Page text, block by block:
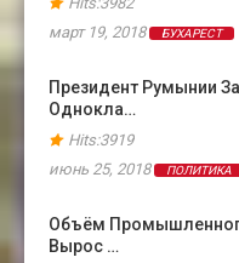
март 19, 2018
БУХАРЕСТ
Президент Румынии
Однокла…
Hits:3919
июнь 25, 2018
ПОЛИТИКА
Объём
Вырос …